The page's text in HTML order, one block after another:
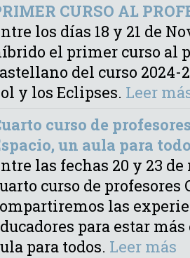
CURSO AL
los días 18 y 21 de
el primer curso al
del curso
y los Eclipses. Leer
curso de
un aula para
las fechas 20 y 23
curso de profesores
las
para estar
para todos. Leer más